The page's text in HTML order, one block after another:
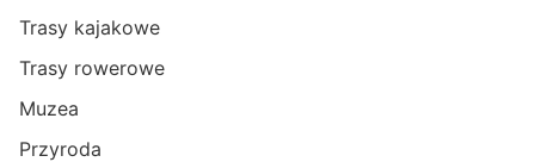
Trasy kajakowe
Trasy rowerowe
Muzea
Przyroda